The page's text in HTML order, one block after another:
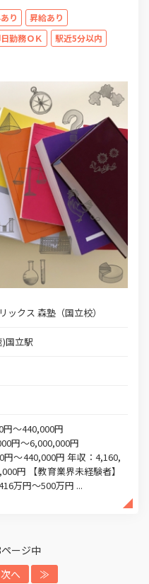
り
昇給あり
勤務ＯＫ
駅近5分以内
ックス 森塾（国立校）
)国立駅
円～440,000円
円～6,000,000円
円～440,000円 年収：4,160,
円 【教育業界未経験者】
万円～500万円 ...
ージ中
次へ ≫